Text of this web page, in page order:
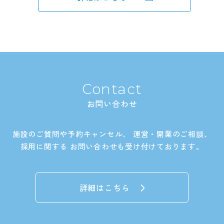
Contact
お問い合わせ
施設のご質問や予約キャンセル、
運営・開業のご相談、
採用に関する お問い合わせも受け付けております。
詳細はこちら